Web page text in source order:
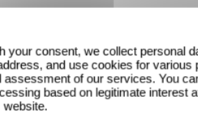
your consent, we collect personal
and use cookies for
assessment of our services. You
based on legitimate interest
website.